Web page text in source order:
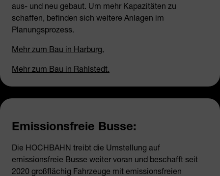
aus- und neu gebaut. Um mehr Kapazitäten zu
schaffen, befinden sich weitere Anlagen im
Planungsprozess.
Mehr zum Bau in Harburg.
Mehr zum Bau in Rahlstedt.
Emissionsfreie Busse:
Die HOCHBAHN treibt die Umstellung auf
emissionsfreie Busse weiter voran und beschafft seit
2020 großflächig Fahrzeuge mit emissionsfreien